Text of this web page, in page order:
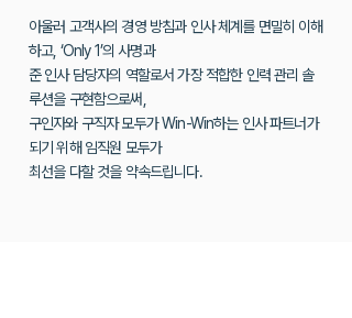
아울러 고객사의 경영 방침과 인사 체계를 면밀히 이해
하고, ‘Only 1’의 사명과
준 인사 담당자의 역할로서 가장 적합한 인력 관리 솔
루션을 구현함으로써,
구인자와 구직자 모두가 Win-Win하는 인사 파트너가
되기 위해 임직원 모두가
최선을 다할 것을 약속드립니다.